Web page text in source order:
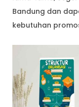
Bandung dan
kebutuhan